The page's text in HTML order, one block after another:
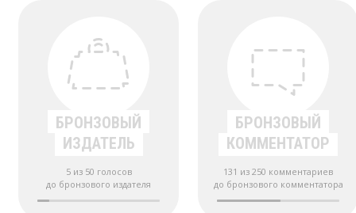
БРОНЗОВЫЙ
ИЗДАТЕЛЬ
5 из 50 голосов
до бронзового издателя
БРОНЗОВЫЙ
КОММЕНТАТОР
131 из 250 комментариев
до бронзового комментатора